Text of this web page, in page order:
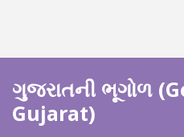
ગુજરાતની ભૂગોળ
Gujarat)